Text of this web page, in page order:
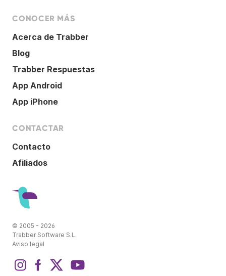
CONOCER MÁS
Acerca de Trabber
Blog
Trabber Respuestas
App Android
App iPhone
CONTACTAR
Contacto
Afiliados
© 2005 - 2026
Trabber Software S.L.
Aviso legal